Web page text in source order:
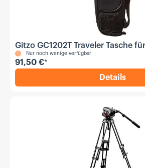
Gitzo GC1202T Traveler Tasche für
Nur noch wenige verfügbar
91,50 €*
Details
Gitzo